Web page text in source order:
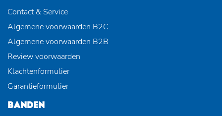
Contact & Service
Algemene voorwaarden B2C
Algemene voorwaarden B2B
Review voorwaarden
Klachtenformulier
Garantieformulier
BANDEN